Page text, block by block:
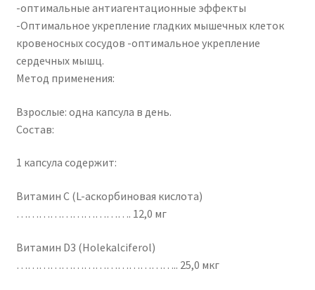
-оптимальные антиагентационные эффекты
-Оптимальное укрепление гладких мышечных клеток
кровеносных сосудов -оптимальное укрепление
сердечных мышц.
Метод применения:
Взрослые: одна капсула в день.
Состав:
1 капсула содержит:
Витамин С (L-аскорбиновая кислота)
…………………………. 12,0 мг
Витамин D3 (Holekalciferol)
…………………………………….. 25,0 мкг